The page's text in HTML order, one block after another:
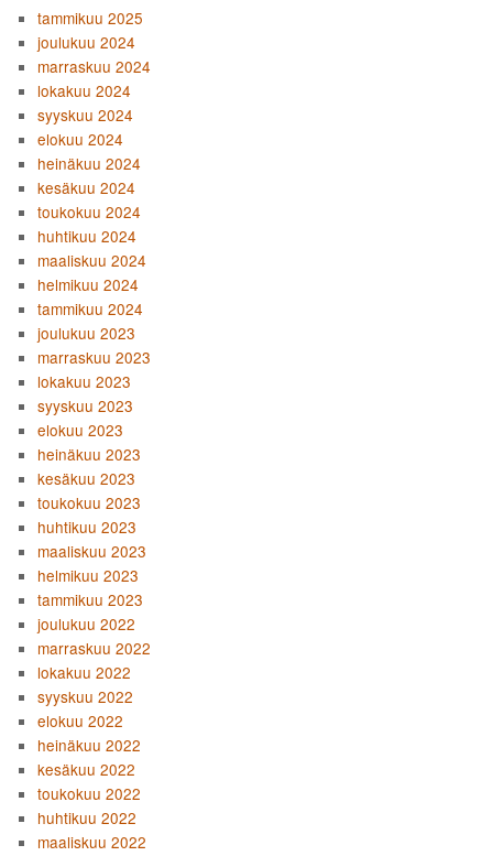
tammikuu 2025
joulukuu 2024
marraskuu 2024
lokakuu 2024
syyskuu 2024
elokuu 2024
heinäkuu 2024
kesäkuu 2024
toukokuu 2024
huhtikuu 2024
maaliskuu 2024
helmikuu 2024
tammikuu 2024
joulukuu 2023
marraskuu 2023
lokakuu 2023
syyskuu 2023
elokuu 2023
heinäkuu 2023
kesäkuu 2023
toukokuu 2023
huhtikuu 2023
maaliskuu 2023
helmikuu 2023
tammikuu 2023
joulukuu 2022
marraskuu 2022
lokakuu 2022
syyskuu 2022
elokuu 2022
heinäkuu 2022
kesäkuu 2022
toukokuu 2022
huhtikuu 2022
maaliskuu 2022